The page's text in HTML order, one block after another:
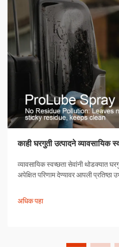
काही घरगुती उत्पादने व्यावसायिक
व्यावसायिक स्वच्छता सेवांनी थोडक्यात
अपेक्षित परिणाम देण्यावर आपली प्रतिष्ठा
काळजीपूर्वक निवडलेली उपाययोजना आहेत.
अधिक पहा